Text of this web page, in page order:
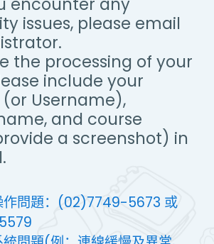
issues, please email
the processing of your
include your
Username),
and course
a screenshot) in
作問題：(02)7749-5673 或